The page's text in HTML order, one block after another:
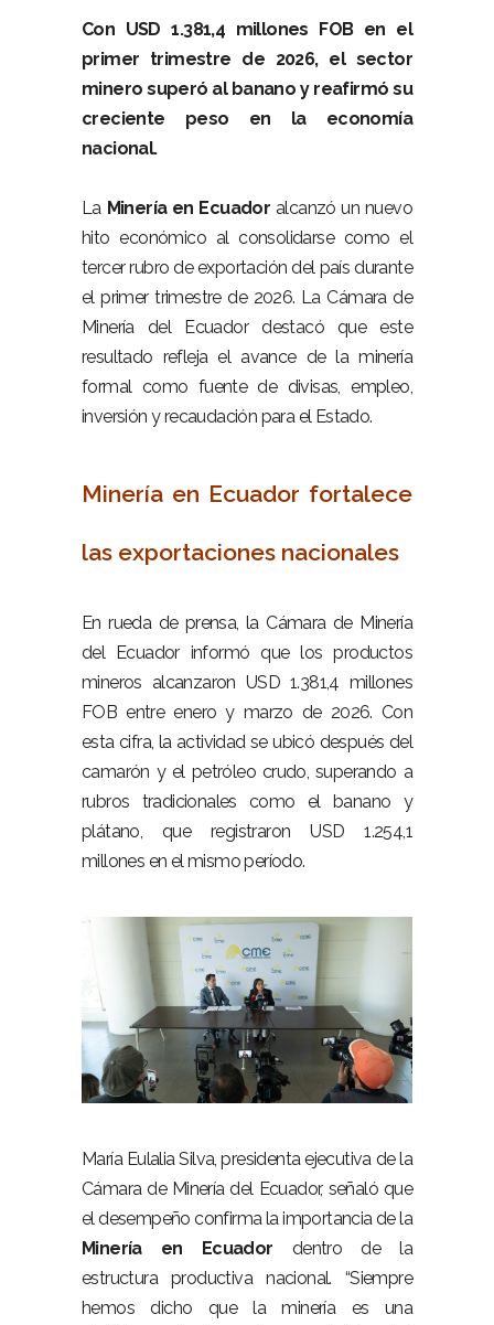
Con USD 1.381,4 millones FOB en el
primer trimestre de 2026, el sector
minero superó al banano y reafirmó su
creciente peso en la economía
nacional.
La Minería en Ecuador alcanzó un nuevo
hito económico al consolidarse como el
tercer rubro de exportación del país durante
el primer trimestre de 2026. La Cámara de
Minería del Ecuador destacó que este
resultado refleja el avance de la minería
formal como fuente de divisas, empleo,
inversión y recaudación para el Estado.
Minería en Ecuador fortalece
las exportaciones nacionales
En rueda de prensa, la Cámara de Minería
del Ecuador informó que los productos
mineros alcanzaron USD 1.381,4 millones
FOB entre enero y marzo de 2026. Con
esta cifra, la actividad se ubicó después del
camarón y el petróleo crudo, superando a
rubros tradicionales como el banano y
plátano, que registraron USD 1.254,1
millones en el mismo período.
María Eulalia Silva, presidenta ejecutiva de la
Cámara de Minería del Ecuador, señaló que
el desempeño confirma la importancia de la
Minería en Ecuador dentro de la
estructura productiva nacional. “Siempre
hemos dicho que la minería es una